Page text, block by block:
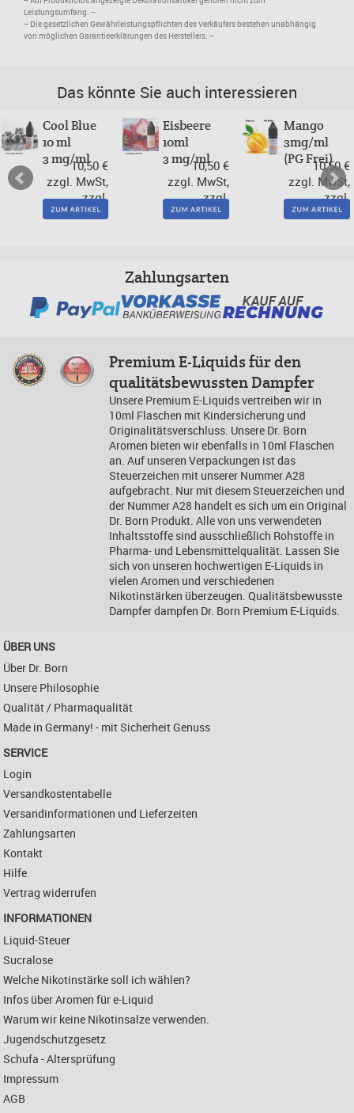
Leistungsumfang. --
-- Die gesetzlichen Gewährleistungspflichten des Verkäufers bestehen unabhängig
von möglichen Garantieerklärungen des Herstellers. --
Das könnte Sie auch interessieren
Cool Blue
10 ml
3 mg/ml10,50 €
zzgl. MwSt,
zzgl.
Versand
Eisbeere
10ml
3 mg/ml10,50 €
zzgl. MwSt,
zzgl.
Versand
Mango
3mg/ml
(PG Frei)10,50 €
zzgl. MwSt,
zzgl.
Versand
Zahlungsarten
Premium E-Liquids für den
qualitätsbewussten Dampfer
Unsere Premium E-Liquids vertreiben wir in
10ml Flaschen mit Kindersicherung und
Originalitätsverschluss. Unsere Dr. Born
Aromen bieten wir ebenfalls in 10ml Flaschen
an. Auf unseren Verpackungen ist das
Steuerzeichen mit unserer Nummer A28
aufgebracht. Nur mit diesem Steuerzeichen und
der Nummer A28 handelt es sich um ein Original
Dr. Born Produkt. Alle von uns verwendeten
Inhaltsstoffe sind ausschließlich Rohstoffe in
Pharma- und Lebensmittelqualität. Lassen Sie
sich von unseren hochwertigen E-Liquids in
vielen Aromen und verschiedenen
Nikotinstärken überzeugen. Qualitätsbewusste
Dampfer dampfen Dr. Born Premium E-Liquids.
ÜBER UNS
Über Dr. Born
Unsere Philosophie
Qualität / Pharmaqualität
Made in Germany! - mit Sicherheit Genuss
SERVICE
Login
Versandkostentabelle
Versandinformationen und Lieferzeiten
Zahlungsarten
Kontakt
Hilfe
Vertrag widerrufen
INFORMATIONEN
Liquid-Steuer
Sucralose
Welche Nikotinstärke soll ich wählen?
Infos über Aromen für e-Liquid
Warum wir keine Nikotinsalze verwenden.
Jugendschutzgesetz
Schufa - Altersprüfung
Impressum
AGB